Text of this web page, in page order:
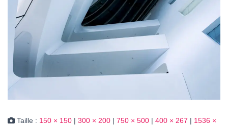
Taille : 150 × 150 | 300 × 200 | 750 × 500 | 400 × 267 | 1536 ×